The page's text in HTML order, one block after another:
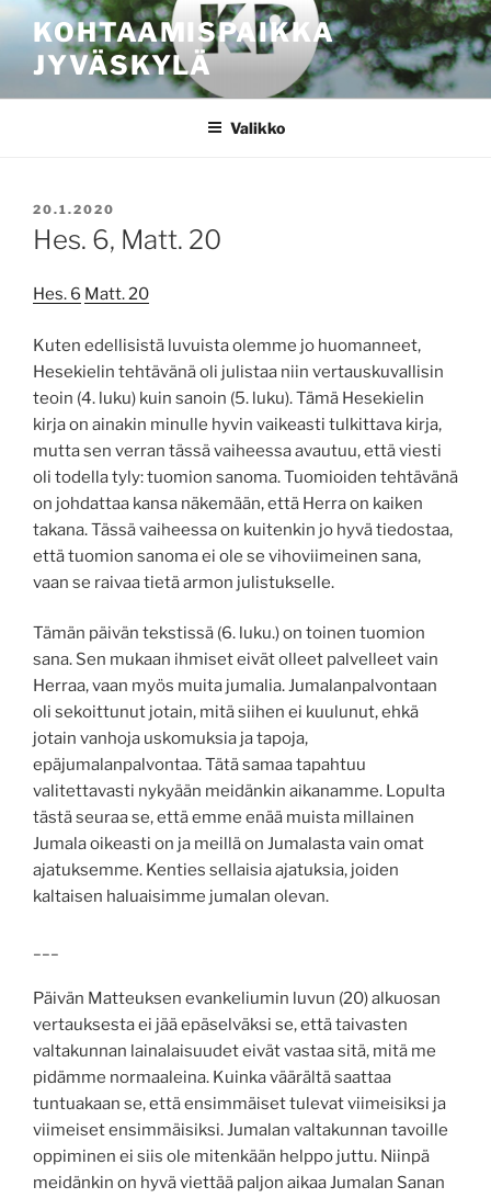
sisältöönKOHTAAMISPAIKKA
JYVÄSKYLÄ
Valikko
JULKAISTU
20.1.2020
Hes. 6, Matt. 20
Hes. 6 Matt. 20
Kuten edellisistä luvuista olemme jo huomanneet,
Hesekielin tehtävänä oli julistaa niin vertauskuvallisin
teoin (4. luku) kuin sanoin (5. luku). Tämä Hesekielin
kirja on ainakin minulle hyvin vaikeasti tulkittava kirja,
mutta sen verran tässä vaiheessa avautuu, että viesti
oli todella tyly: tuomion sanoma. Tuomioiden tehtävänä
on johdattaa kansa näkemään, että Herra on kaiken
takana. Tässä vaiheessa on kuitenkin jo hyvä tiedostaa,
että tuomion sanoma ei ole se vihoviimeinen sana,
vaan se raivaa tietä armon julistukselle.
Tämän päivän tekstissä (6. luku.) on toinen tuomion
sana. Sen mukaan ihmiset eivät olleet palvelleet vain
Herraa, vaan myös muita jumalia. Jumalanpalvontaan
oli sekoittunut jotain, mitä siihen ei kuulunut, ehkä
jotain vanhoja uskomuksia ja tapoja,
epäjumalanpalvontaa. Tätä samaa tapahtuu
valitettavasti nykyään meidänkin aikanamme. Lopulta
tästä seuraa se, että emme enää muista millainen
Jumala oikeasti on ja meillä on Jumalasta vain omat
ajatuksemme. Kenties sellaisia ajatuksia, joiden
kaltaisen haluaisimme jumalan olevan.
Päivän Matteuksen evankeliumin luvun (20) alkuosan
vertauksesta ei jää epäselväksi se, että taivasten
valtakunnan lainalaisuudet eivät vastaa sitä, mitä me
pidämme normaaleina. Kuinka väärältä saattaa
tuntuakaan se, että ensimmäiset tulevat viimeisiksi ja
viimeiset ensimmäisiksi. Jumalan valtakunnan tavoille
oppiminen ei siis ole mitenkään helppo juttu. Niinpä
meidänkin on hyvä viettää paljon aikaa Jumalan Sanan